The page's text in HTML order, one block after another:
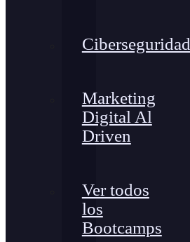
Ciberseguridad
Marketing
Digital Al
Driven
Ver todos
los
Bootcamps